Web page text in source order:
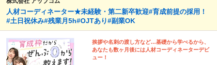
人材コーディネーター★未経験・第二新卒歓迎#育成前提の採用！
#土日祝休み#残業月5h#OJTあり#副業OK
挨拶や名刺の渡し方など…基礎から学べるから、
あなたも数ヶ月後には人材コーディネーターデビ
ュー！